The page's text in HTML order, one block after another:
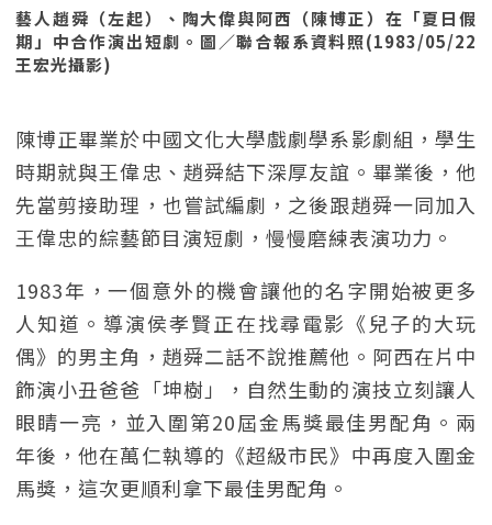
藝人趙舜（左起）、陶大偉與阿西（陳博正）在「夏日假
期」中合作演出短劇。圖／聯合報系資料照(1983/05/22
王宏光攝影)
陳博正畢業於中國文化大學戲劇學系影劇組，學生
時期就與王偉忠、趙舜結下深厚友誼。畢業後，他
先當剪接助理，也嘗試編劇，之後跟趙舜一同加入
王偉忠的綜藝節目演短劇，慢慢磨練表演功力。
1983年，一個意外的機會讓他的名字開始被更多
人知道。導演侯孝賢正在找尋電影《兒子的大玩
偶》的男主角，趙舜二話不說推薦他。阿西在片中
飾演小丑爸爸「坤樹」，自然生動的演技立刻讓人
眼睛一亮，並入圍第20屆金馬獎最佳男配角。兩
年後，他在萬仁執導的《超級市民》中再度入圍金
馬獎，這次更順利拿下最佳男配角。